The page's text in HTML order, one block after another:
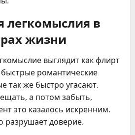
легкомыслия в
жизни
выглядит как флирт
быстрые романтические
так же быстро угасают.
а потом забыть,
это казалось искренним.
разрушает доверие.